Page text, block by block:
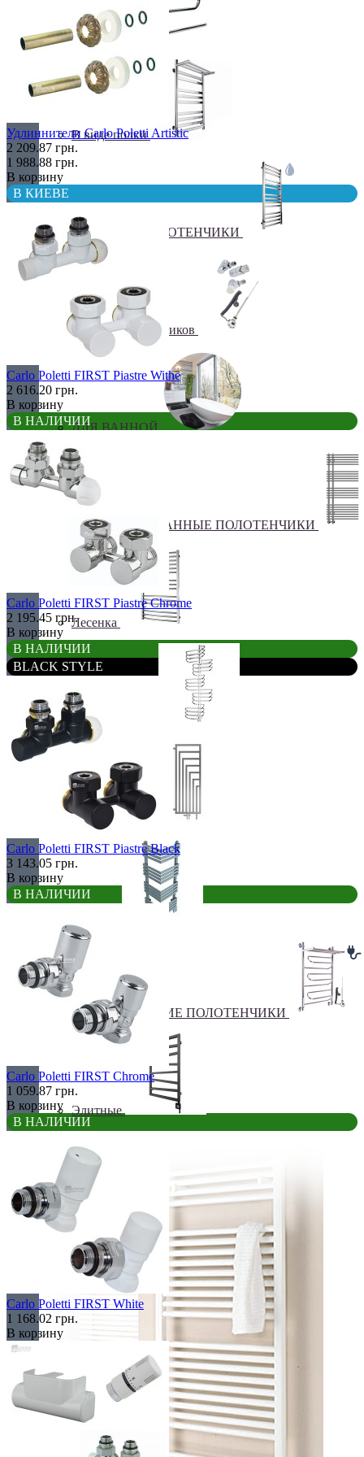
Бюджетные
В виде полки
ВОДЯНЫЕ ПОЛОТЕНЧИКИ
Все для полотенчиков
ДЛЯ ВАННОЙ
КОМБИНИРОВАННЫЕ ПОЛОТЕНЧИКИ
Лесенка
Оригинальные
Перегородки
ЭЛЕКТРИЧЕСКИЕ ПОЛОТЕНЧИКИ
Элитные
Удлиннители Carlo Poletti Artistic
2 209.87 грн.
1 988.88 грн.
В корзину
В КИЕВЕ
Carlo Poletti FIRST Piastre Withe
2 616.20 грн.
В корзину
В НАЛИЧИИ
Carlo Poletti FIRST Piastre Chrome
2 195.45 грн.
В корзину
В НАЛИЧИИ
BLACK STYLE
Carlo Poletti FIRST Piastre Black
3 143.05 грн.
В корзину
В НАЛИЧИИ
Carlo Poletti FIRST Chrome
1 059.87 грн.
В корзину
В НАЛИЧИИ
Carlo Poletti FIRST White
1 168.02 грн.
В корзину